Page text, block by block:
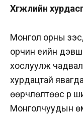
Хөгжлийн
Монгол орны
орчин үеийн
хослуулж
хурдацтай
өөрчлөлтөөс үр
Монголчуудын